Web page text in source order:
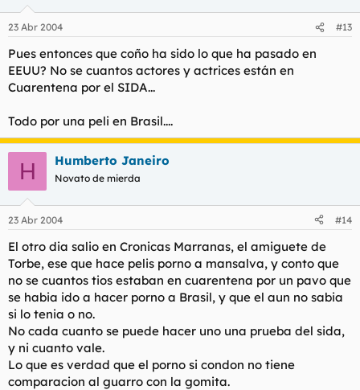
23 Abr 2004 #13
Pues entonces que coño ha sido lo que ha pasado en
EEUU? No se cuantos actores y actrices están en
Cuarentena por el SIDA...
Todo por una peli en Brasil....
H Humberto Janeiro
Novato de mierda
23 Abr 2004 #14
El otro dia salio en Cronicas Marranas, el amiguete de
Torbe, ese que hace pelis porno a mansalva, y conto que
no se cuantos tios estaban en cuarentena por un pavo que
se habia ido a hacer porno a Brasil, y que el aun no sabia
si lo tenia o no.
No cada cuanto se puede hacer uno una prueba del sida,
y ni cuanto vale.
Lo que es verdad que el porno si condon no tiene
comparacion al guarro con la gomita.